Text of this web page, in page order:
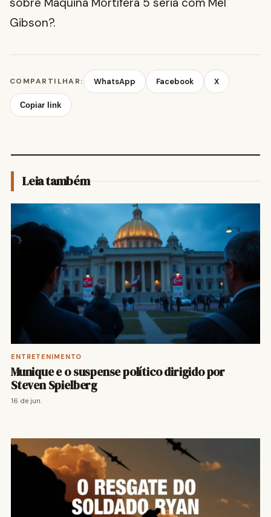
Gibson?.
COMPARTILHAR: WhatsApp Facebook X
Copiar link
Leia também
ENTRETENIMENTO
Munique e o suspense político dirigido por
Steven Spielberg
16 de jun.